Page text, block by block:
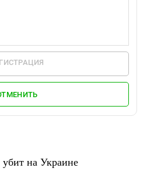
на Украине